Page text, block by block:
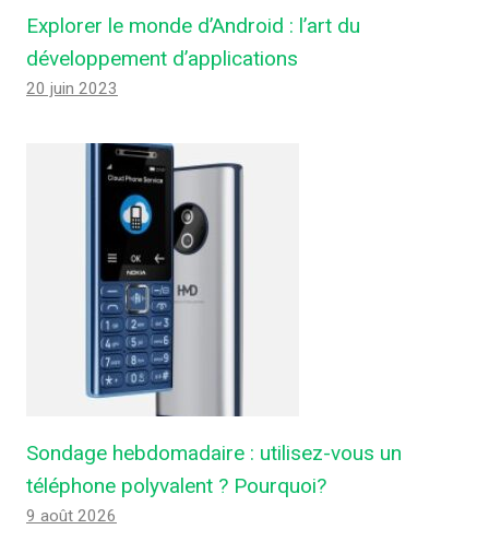
Explorer le monde d’Android : l’art du
développement d’applications
20 juin 2023
Sondage hebdomadaire : utilisez-vous un
téléphone polyvalent ? Pourquoi?
9 août 2026